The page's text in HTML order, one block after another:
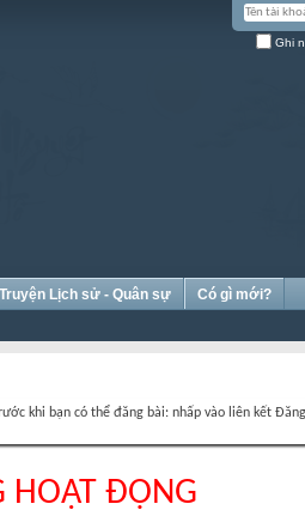
Ghi
Truyện Lịch sử - Quân sự Có gì mới?
khi bạn có thể đăng bài: nhấp vào liên kết
HOẠT ĐỘNG